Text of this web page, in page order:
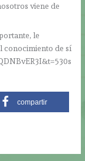
viene de
le
conocimiento de sí
compartir